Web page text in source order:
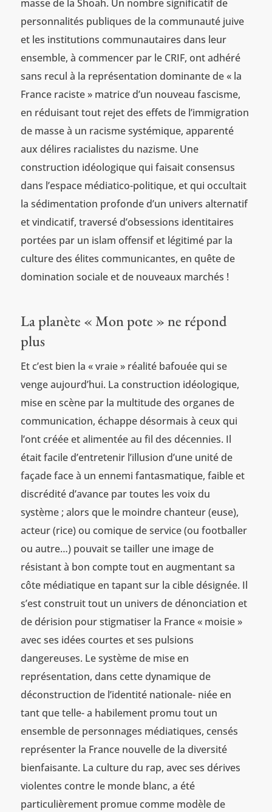
masse de la Shoah. Un nombre significatif de
personnalités publiques de la communauté juive
et les institutions communautaires dans leur
ensemble, à commencer par le CRIF, ont adhéré
sans recul à la représentation dominante de « la
France raciste » matrice d’un nouveau fascisme,
en réduisant tout rejet des effets de l’immigration
de masse à un racisme systémique, apparenté
aux délires racialistes du nazisme. Une
construction idéologique qui faisait consensus
dans l’espace médiatico-politique, et qui occultait
la sédimentation profonde d’un univers alternatif
et vindicatif, traversé d’obsessions identitaires
portées par un islam offensif et légitimé par la
culture des élites communicantes, en quête de
domination sociale et de nouveaux marchés !
La planète « Mon pote » ne répond
plus
Et c’est bien la « vraie » réalité bafouée qui se
venge aujourd’hui. La construction idéologique,
mise en scène par la multitude des organes de
communication, échappe désormais à ceux qui
l’ont créée et alimentée au fil des décennies. Il
était facile d’entretenir l’illusion d’une unité de
façade face à un ennemi fantasmatique, faible et
discrédité d’avance par toutes les voix du
système ; alors que le moindre chanteur (euse),
acteur (rice) ou comique de service (ou footballer
ou autre…) pouvait se tailler une image de
résistant à bon compte tout en augmentant sa
côte médiatique en tapant sur la cible désignée. Il
s’est construit tout un univers de dénonciation et
de dérision pour stigmatiser la France « moisie »
avec ses idées courtes et ses pulsions
dangereuses. Le système de mise en
représentation, dans cette dynamique de
déconstruction de l’identité nationale- niée en
tant que telle- a habilement promu tout un
ensemble de personnages médiatiques, censés
représenter la France nouvelle de la diversité
bienfaisante. La culture du rap, avec ses dérives
violentes contre le monde blanc, a été
particulièrement promue comme modèle de